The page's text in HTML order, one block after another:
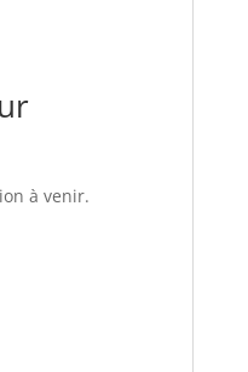
à venir.